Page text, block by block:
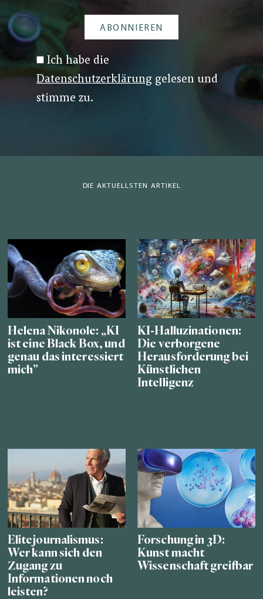
Ich habe die
Datenschutzerklärung gelesen und
stimme zu.
DIE AKTUELLSTEN ARTIKEL
Helena Nikonole: „KI
ist eine Black Box, und
genau das interessiert
mich”
KI-Halluzinationen:
Die verborgene
Herausforderung bei
Künstlichen
Intelligenz
Elitejournalismus:
Wer kann sich den
Zugang zu
Informationen noch
leisten?
Forschung in 3D:
Kunst macht
Wissenschaft greifbar